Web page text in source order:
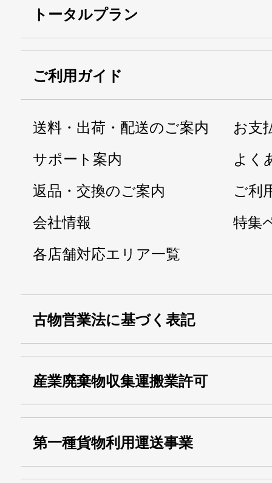
トータルプラン
ご利用ガイド
送料・出荷・配送のご案内
お支
サポート案内
よく
返品・交換のご案内
ご利
会社情報
特集
各店舗対応エリア一覧
古物営業法に基づく表記
産業廃棄物収集運搬業許可
運搬業許可証番号：
13000155805
第一種貨物利用運送事業